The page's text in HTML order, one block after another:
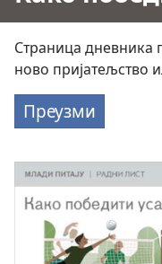
Страница дневника
ново пријатељство
Преузми